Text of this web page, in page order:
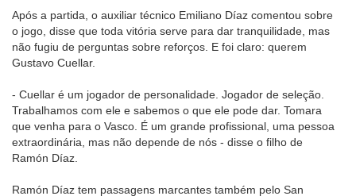
Após a partida, o auxiliar técnico Emiliano Díaz comentou sobre
o jogo, disse que toda vitória serve para dar tranquilidade, mas
não fugiu de perguntas sobre reforços. E foi claro: querem
Gustavo Cuellar.
- Cuellar é um jogador de personalidade. Jogador de seleção.
Trabalhamos com ele e sabemos o que ele pode dar. Tomara
que venha para o Vasco. É um grande profissional, uma pessoa
extraordinária, mas não depende de nós - disse o filho de
Ramón Díaz.
Ramón Díaz tem passagens marcantes também pelo San